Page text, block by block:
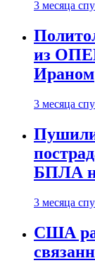
3 месяца
из
Ираном
3 месяца
БПЛА
3 месяца
США